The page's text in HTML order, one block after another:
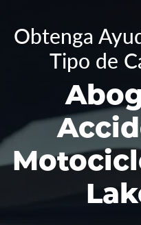
Obtenga
Tipo de